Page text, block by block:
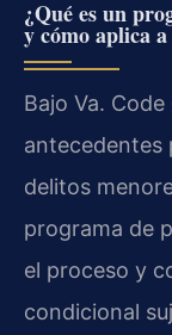
¿Qué es un
y cómo aplica
Bajo Va.
antecedentes
delitos
programa de
el proceso y
condicional